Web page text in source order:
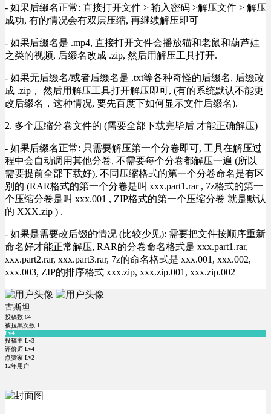
- 如果后缀名正常: 直接打开文件 > 输入密码 >解压文件 > 解压
成功, 有的情况会有双层压缩, 再继续解压即可
- 如果后缀名是 .mp4, 直接打开文件会播放猫和老鼠和葫芦娃
之类的视频, 后缀名改成 .zip, 然后用解压工具打开.
- 如果无后缀名/或者后缀名是 .txt等各种奇怪的后缀名, 后缀改
成 .zip， 然后用解压工具打开解压即可, (有的系统默认不能更
改后缀名，这种情况, 要先百度下如何显示文件后缀名).
2. 多个压缩分卷文件的 (需要全部下载完毕后 才能正确解压)
- 如果后缀名正常: 只需要解压第一个分卷即可, 工具在解压过
程中会自动调用其他分卷, 不需要每个分卷都解压一遍 (所以
需要提前全部下载好), 不同压缩格式的第一个分卷命名是有区
别的 (RAR格式的第一个分卷是叫 xxx.part1.rar , 7z格式的第一
个压缩分卷是叫 xxx.001 , ZIP格式的第一个压缩分卷 就是默认
的 XXX.zip ) .
- 如果是需要改后缀的情况 (比较少见): 需要把文件按顺序重新
命名好才能正常解压, RAR的分卷命名格式是 xxx.part1.rar,
xxx.part2.rar, xxx.part3.rar, 7z的命名格式是 xxx.001, xxx.002,
xxx.003, ZIP的排序格式 xxx.zip, xxx.zip.001, xxx.zip.002
古斯坦
投稿数 64
被拉黑次数 1
Lv4
投稿主 Lv3
评价师 Lv4
点赞家 Lv2
12年用户